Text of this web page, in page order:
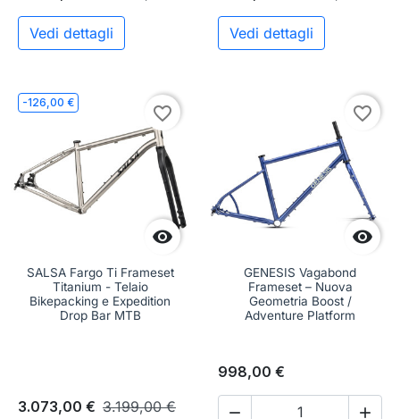
Vedi dettagli Vedi dettagli
-126,00 €

favorite_border
SALSA Fargo Ti Frameset
Titanium - Telaio
Bikepacking e Expedition
Drop Bar MTB
3.073,00 € 3.199,00 €

favorite_border
GENESIS Vagabond
Frameset – Nuova
Geometria Boost /
Adventure Platform
998,00 €
 